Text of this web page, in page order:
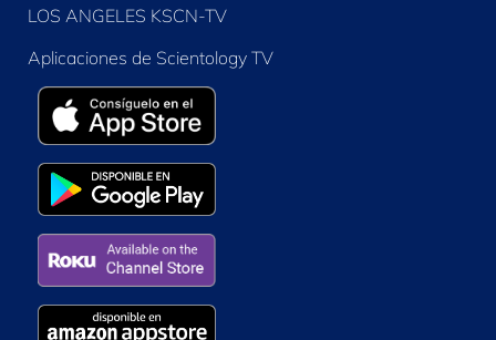
LOS ANGELES KSCN-TV
Aplicaciones de Scientology TV